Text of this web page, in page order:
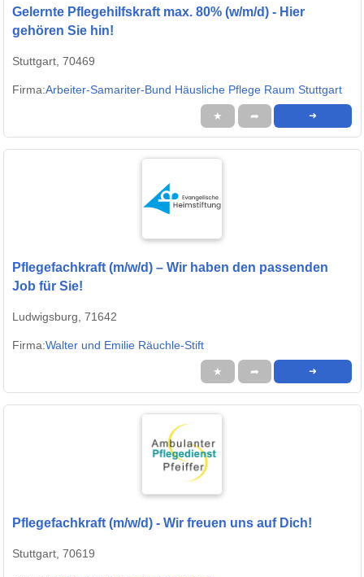
Gelernte Pflegehilfskraft max. 80% (w/m/d) - Hier
gehören Sie hin!
Stuttgart, 70469
Firma:Arbeiter-Samariter-Bund Häusliche Pflege Raum Stuttgart
★ ➦ ➜
Pflegefachkraft (m/w/d) – Wir haben den passenden
Job für Sie!
Ludwigsburg, 71642
Firma:Walter und Emilie Räuchle-Stift
★ ➦ ➜
Pflegefachkraft (m/w/d) - Wir freuen uns auf Dich!
Stuttgart, 70619